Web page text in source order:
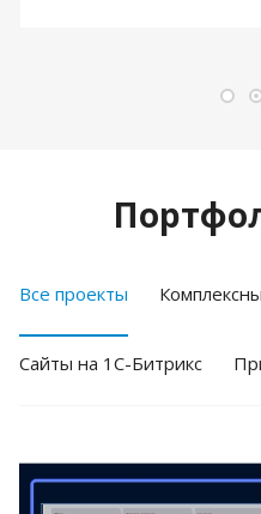
Все проекты
Cайты на 1С-Битрикс